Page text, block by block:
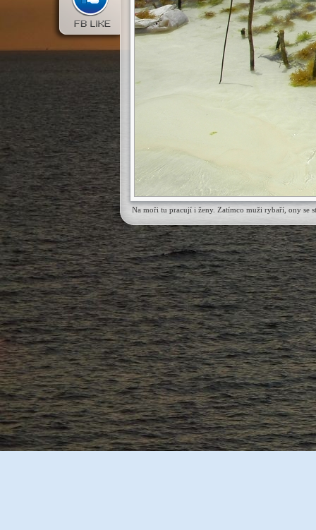
Na moři tu pracují i ženy. Zatímco muži rybaří, ony se